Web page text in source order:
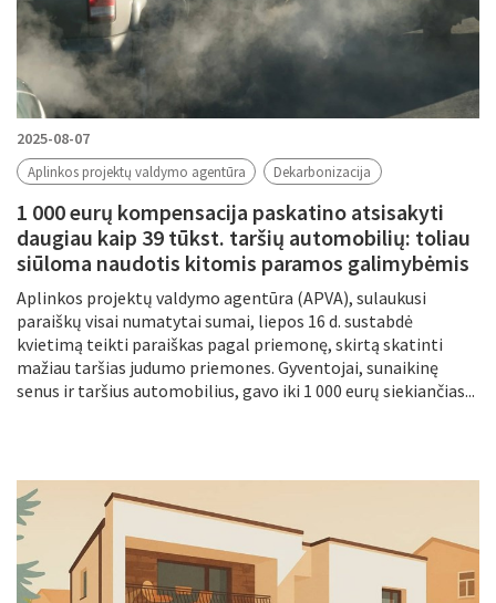
2025-08-07
Aplinkos projektų valdymo agentūra Dekarbonizacija
1 000 eurų kompensacija paskatino atsisakyti
daugiau kaip 39 tūkst. taršių automobilių: toliau
siūloma naudotis kitomis paramos galimybėmis
Aplinkos projektų valdymo agentūra (APVA), sulaukusi
paraiškų visai numatytai sumai, liepos 16 d. sustabdė
kvietimą teikti paraiškas pagal priemonę, skirtą skatinti
mažiau taršias judumo priemones. Gyventojai, sunaikinę
senus ir taršius automobilius, gavo iki 1 000 eurų siekiančias...